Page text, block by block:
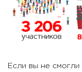
Если вы не